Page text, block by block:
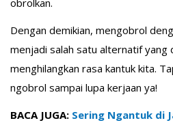
obrolkan.
Dengan demikian, mengobrol
menjadi salah satu alternatif yang
menghilangkan rasa kantuk kita.
ngobrol sampai lupa kerjaan ya!
BACA JUGA: Sering Ngantuk di